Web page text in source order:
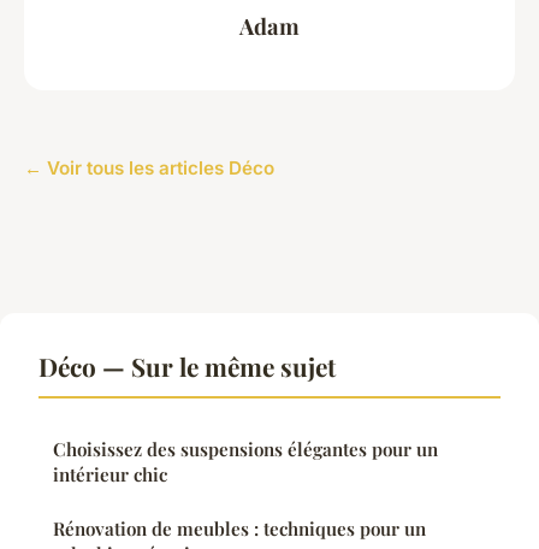
Adam
← Voir tous les articles Déco
Déco — Sur le même sujet
Choisissez des suspensions élégantes pour un
intérieur chic
Rénovation de meubles : techniques pour un